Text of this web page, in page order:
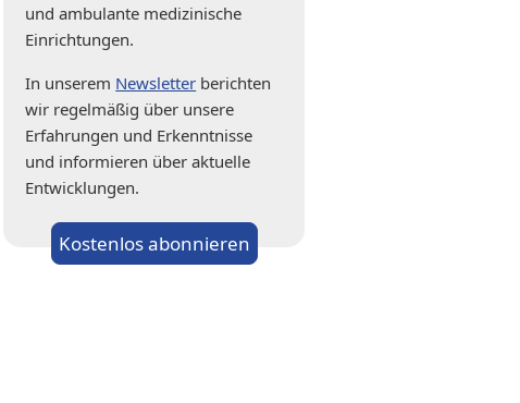
und ambulante medizinische
Einrichtungen.
In unserem Newsletter berichten
wir regelmäßig über unsere
Erfahrungen und Erkenntnisse
und informieren über aktuelle
Entwicklungen.
Kostenlos abonnieren